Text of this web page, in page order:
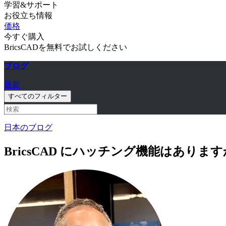
学習&サポート
お役立ち情報
価格
今すぐ購入
BricsCADを無料でお試しください
ブログ
最新
すべてのフィルター
日本のブログ
BricsCAD にハッチング機能はあります